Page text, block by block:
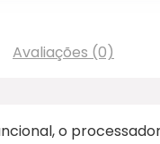
Avaliações (0)
o